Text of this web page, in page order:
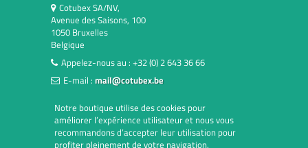
Cotubex SA/NV,
Avenue des Saisons, 100
1050 Bruxelles
Belgique
Appelez-nous au : +32 (0) 2 643 36 66
E-mail : mail@cotubex.be
Notre boutique utilise des cookies pour
améliorer l’expérience utilisateur et nous vous
recommandons d’accepter leur utilisation pour
profiter pleinement de votre navigation.